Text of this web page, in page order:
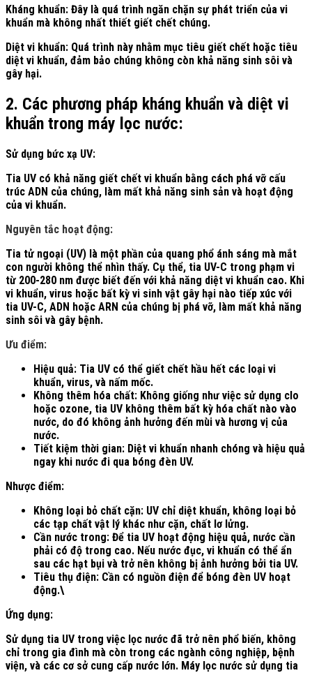
Kháng khuẩn: Đây là quá trình ngăn chặn sự phát triển của vi
khuẩn mà không nhất thiết giết chết chúng.
Diệt vi khuẩn: Quá trình này nhằm mục tiêu giết chết hoặc tiêu
diệt vi khuẩn, đảm bảo chúng không còn khả năng sinh sôi và
gây hại.
2. Các phương pháp kháng khuẩn và diệt vi
khuẩn trong máy lọc nước:
Sử dụng bức xạ UV:
Tia UV có khả năng giết chết vi khuẩn bằng cách phá vỡ cấu
trúc ADN của chúng, làm mất khả năng sinh sản và hoạt động
của vi khuẩn.
Nguyên tắc hoạt động:
Tia tử ngoại (UV) là một phần của quang phổ ánh sáng mà mắt
con người không thể nhìn thấy. Cụ thể, tia UV-C trong phạm vi
từ 200-280 nm được biết đến với khả năng diệt vi khuẩn cao. Khi
vi khuẩn, virus hoặc bất kỳ vi sinh vật gây hại nào tiếp xúc với
tia UV-C, ADN hoặc ARN của chúng bị phá vỡ, làm mất khả năng
sinh sôi và gây bệnh.
Ưu điểm:
Hiệu quả: Tia UV có thể giết chết hầu hết các loại vi
khuẩn, virus, và nấm mốc.
Không thêm hóa chất: Không giống như việc sử dụng clo
hoặc ozone, tia UV không thêm bất kỳ hóa chất nào vào
nước, do đó không ảnh hưởng đến mùi và hương vị của
nước.
Tiết kiệm thời gian: Diệt vi khuẩn nhanh chóng và hiệu quả
ngay khi nước đi qua bóng đèn UV.
Nhược điểm:
Không loại bỏ chất cặn: UV chỉ diệt khuẩn, không loại bỏ
các tạp chất vật lý khác như cặn, chất lơ lửng.
Cần nước trong: Để tia UV hoạt động hiệu quả, nước cần
phải có độ trong cao. Nếu nước đục, vi khuẩn có thể ẩn
sau các hạt bụi và trở nên không bị ảnh hưởng bởi tia UV.
Tiêu thụ điện: Cần có nguồn điện để bóng đèn UV hoạt
động.\
Ứng dụng:
Sử dụng tia UV trong việc lọc nước đã trở nên phổ biến, không
chỉ trong gia đình mà còn trong các ngành công nghiệp, bệnh
viện, và các cơ sở cung cấp nước lớn. Máy lọc nước sử dụng tia